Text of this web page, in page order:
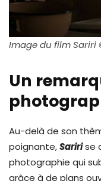
Image du film Sariri
Un
Au-delà de son
poignante,Saririse
photographie qui
grâce à de plans